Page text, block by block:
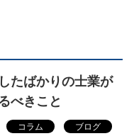
たばかりの士業が
べきこと
コラム ブログ